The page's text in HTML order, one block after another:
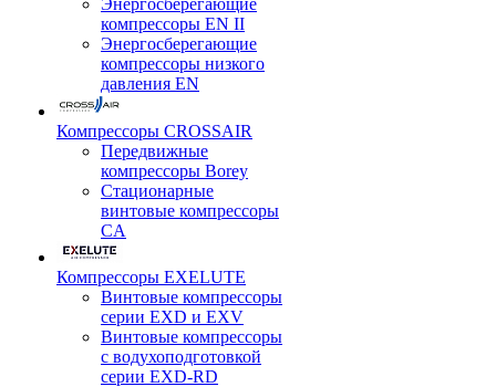
Энергосберегающие
компрессоры EN II
Энергосберегающие
компрессоры низкого
давления EN
Компрессоры CROSSAIR
Передвижные
компрессоры Borey
Стационарные
винтовые компрессоры
CA
Компрессоры EXELUTE
Винтовые компрессоры
серии EXD и EXV
Винтовые компрессоры
с водухоподготовкой
серии EXD-RD